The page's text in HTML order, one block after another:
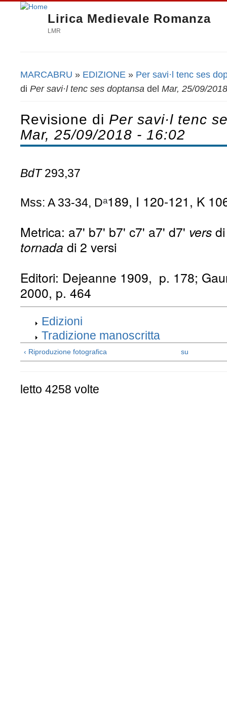
Lirica Medievale Romanza
LMR
Tu sei qui
MARCABRU » EDIZIONE » Per savi·l tenc ses
di Per savi·l tenc ses doptansa del Mar, 25/09/
Revisione di Per savi·l tenc
Mar, 25/09/2018 - 16:02
BdT293,37
Mss: A 33-34, Dᵃ189, I 120-121, K
Metrica: a7' b7' b7' c7' a7' d7' vers
tornada di 2 versi
Editori: Dejeanne 1909, p. 178;
2000, p. 464
Edizioni
Tradizione manoscritta
‹ Riproduzione fotografica su
letto 4258 volte